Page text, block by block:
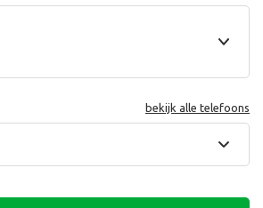
bekijk alle telefoons